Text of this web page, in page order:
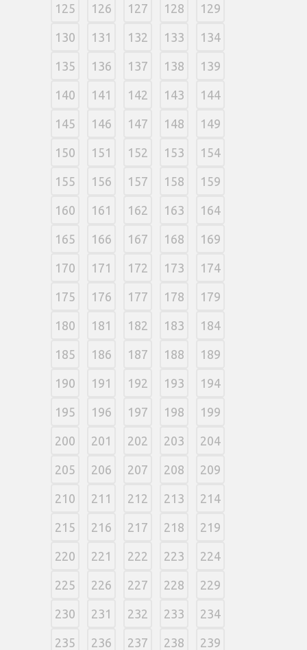
125 126 127 128 129
130 131 132 133 134
135 136 137 138 139
140 141 142 143 144
145 146 147 148 149
150 151 152 153 154
155 156 157 158 159
160 161 162 163 164
165 166 167 168 169
170 171 172 173 174
175 176 177 178 179
180 181 182 183 184
185 186 187 188 189
190 191 192 193 194
195 196 197 198 199
200 201 202 203 204
205 206 207 208 209
210 211 212 213 214
215 216 217 218 219
220 221 222 223 224
225 226 227 228 229
230 231 232 233 234
235 236 237 238 239